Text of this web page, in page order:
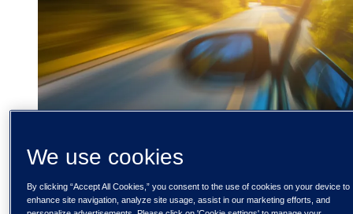
We use cookies
By clicking “Accept All Cookies,” you consent to the use of cookies on your device to
enhance site navigation, analyze site usage, assist in our marketing efforts, and